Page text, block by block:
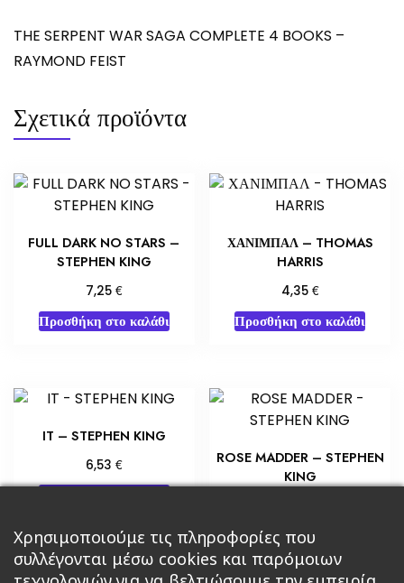
THE SERPENT WAR SAGA COMPLETE 4 BOOKS –
RAYMOND FEIST
Σχετικά προϊόντα
FULL DARK NO STARS –
STEPHEN KING
7,25 €
Προσθήκη στο καλάθι
ΧΑΝΙΜΠΑΛ – THOMAS
HARRIS
4,35 €
Προσθήκη στο καλάθι
IT – STEPHEN KING
6,53 €
ROSE MADDER – STEPHEN
KING
Προσθήκη στο καλάθι
Χρησιμοποιούμε τις πληροφορίες που
συλλέγονται μέσω cookies και παρόμοιων